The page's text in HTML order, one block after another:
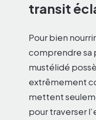
transit
Pour bien
comprendre sa
mustélidé
extrêmement
mettent
pour traverser